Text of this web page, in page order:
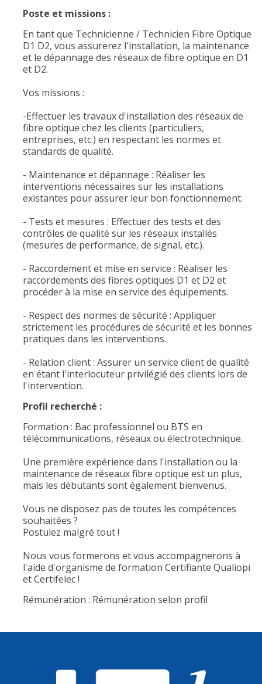
Poste et missions :
En tant que Technicienne / Technicien Fibre Optique
D1 D2, vous assurerez l'installation, la maintenance
et le dépannage des réseaux de fibre optique en D1
et D2.
Vos missions :
-Effectuer les travaux d'installation des réseaux de
fibre optique chez les clients (particuliers,
entreprises, etc.) en respectant les normes et
standards de qualité.
- Maintenance et dépannage : Réaliser les
interventions nécessaires sur les installations
existantes pour assurer leur bon fonctionnement.
- Tests et mesures : Effectuer des tests et des
contrôles de qualité sur les réseaux installés
(mesures de performance, de signal, etc.).
- Raccordement et mise en service : Réaliser les
raccordements des fibres optiques D1 et D2 et
procéder à la mise en service des équipements.
- Respect des normes de sécurité : Appliquer
strictement les procédures de sécurité et les bonnes
pratiques dans les interventions.
- Relation client : Assurer un service client de qualité
en étant l'interlocuteur privilégié des clients lors de
l'intervention.
Profil recherché :
Formation : Bac professionnel ou BTS en
télécommunications, réseaux ou électrotechnique.
Une première expérience dans l'installation ou la
maintenance de réseaux fibre optique est un plus,
mais les débutants sont également bienvenus.
Vous ne disposez pas de toutes les compétences
souhaitées ?
Postulez malgré tout !
Nous vous formerons et vous accompagnerons à
l'aide d'organisme de formation Certifiante Qualiopi
et Certifelec !
Rémunération : Rémunération selon profil